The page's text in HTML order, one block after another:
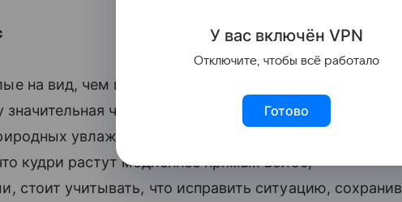
на вид, чем прямые: дело в том, что в процессе
часть чешуек волосяной кутикулы не
увлажнителей, а значит, каждый волосок
кудри растут медленнее прямых волос;
стоит учитывать, что исправить ситуацию, сохранив
У вас включён VPN
Отключите, чтобы всё работало
Готово